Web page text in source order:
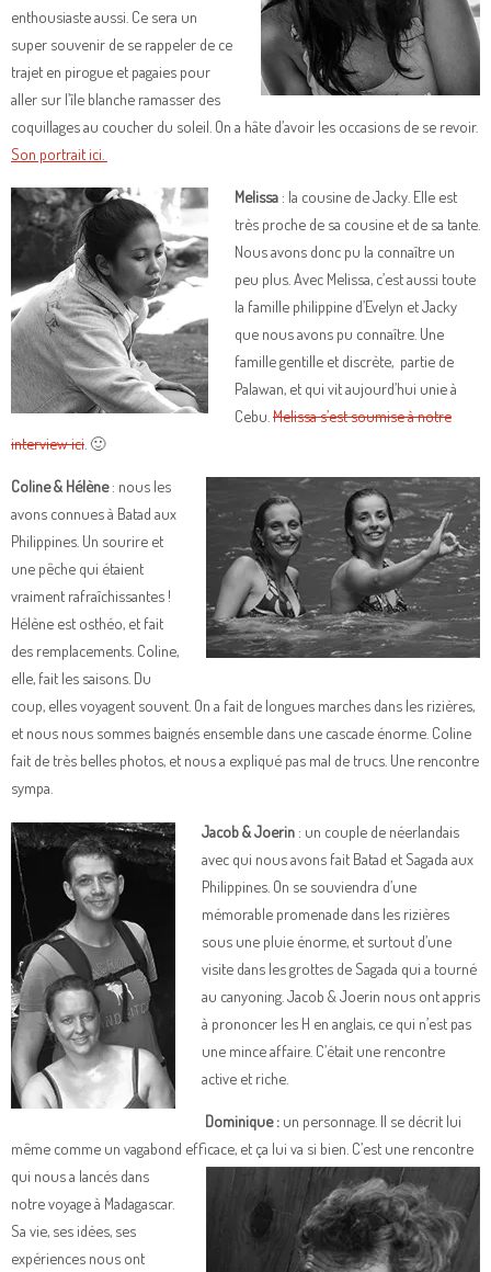
enthousiaste aussi. Ce sera un
super souvenir de se rappeler de ce
trajet en pirogue et pagaies pour
aller sur l’île blanche ramasser des
coquillages au coucher du soleil. On a hâte d’avoir les occasions de se revoir.
Son portrait ici.
Melissa : la cousine de Jacky. Elle est
très proche de sa cousine et de sa tante.
Nous avons donc pu la connaître un
peu plus. Avec Melissa, c’est aussi toute
la famille philippine d’Evelyn et Jacky
que nous avons pu connaître. Une
famille gentille et discrète, partie de
Palawan, et qui vit aujourd’hui unie à
Cebu. Melissa s’est soumise à notre
interview ici . 🙂
Coline & Hélène: nous les
avons connues à Batad aux
Philippines. Un sourire et
une pêche qui étaient
vraiment rafraîchissantes !
Hélène est osthéo, et fait
des remplacements. Coline,
elle, fait les saisons. Du
coup, elles voyagent souvent. On a fait de longues marches dans les rizières,
et nous nous sommes baignés ensemble dans une cascade énorme. Coline
fait de très belles photos, et nous a expliqué pas mal de trucs. Une rencontre
sympa.
Jacob & Joerin : un couple de néerlandais
avec qui nous avons fait Batad et Sagada aux
Philippines. On se souviendra d’une
mémorable promenade dans les rizières
sous une pluie énorme, et surtout d’une
visite dans les grottes de Sagada qui a tourné
au canyoning. Jacob & Joerin nous ont appris
à prononcer les H en anglais, ce qui n’est pas
une mince affaire. C’était une rencontre
active et riche.
Dominique : un personnage. Il se décrit lui
même comme un vagabond efficace, et ça lui va si bien. C’est une rencontre
qui nous a lancés dans
notre voyage à Madagascar.
Sa vie, ses idées, ses
expériences nous ont